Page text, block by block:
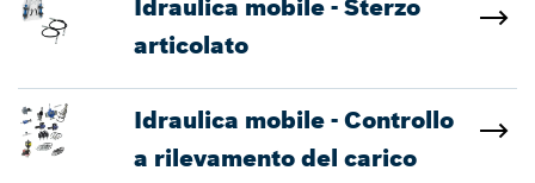
Idraulica mobile - Sterzo
articolato
Idraulica mobile - Controllo
a rilevamento del carico